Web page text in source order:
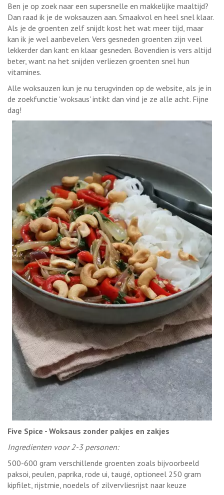
Ben je op zoek naar een supersnelle en makkelijke maaltijd?
Dan raad ik je de woksauzen aan. Smaakvol en heel snel klaar.
Als je de groenten zelf snijdt kost het wat meer tijd, maar
kan ik je wel aanbevelen. Vers gesneden groenten zijn veel
lekkerder dan kant en klaar gesneden. Bovendien is vers altijd
beter, want na het snijden verliezen groenten snel hun
vitamines.
Alle woksauzen kun je nu terugvinden op de website, als je in
de zoekfunctie 'woksaus' intikt dan vind je ze alle acht. Fijne
dag!
Five Spice - Woksaus zonder pakjes en zakjes
Ingredienten voor 2-3 personen:
500-600 gram verschillende groenten zoals bijvoorbeeld
paksoi, peulen, paprika, rode ui, taugé, optioneel 250 gram
kipfilet, rijstmie, noedels of zilvervliesrijst naar keuze